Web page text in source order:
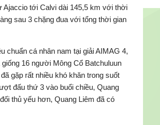
Ajaccio tới Calvi dài 145,5 km với thời
sau 3 chặng đua với tổng thời gian
chuẩn cá nhân nam tại giải AIMAG 4,
16 người Mông Cổ Batchuluun
gặp rất nhiều khó khăn trong suốt
đấu thứ 3 vào buổi chiều, Quang
thủ yếu hơn, Quang Liêm đã có